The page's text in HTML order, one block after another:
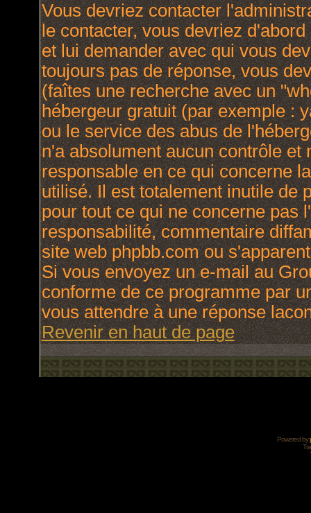
Vous devriez contacter
le contacter, vous devriez
et lui demander avec qui vous
toujours pas de réponse, vous
(faîtes une recherche avec un
hébergeur gratuit (par exemple :
ou le service des abus de
n'a absolument aucun contrôle et
responsable en ce qui concerne
utilisé. Il est totalement inutile de
pour tout ce qui ne concerne pas
responsabilité, commentaire
site web phpbb.com ou
Si vous envoyez un e-mail au
conforme de ce programme par
vous attendre à une réponse
Revenir en haut de page
Powered by